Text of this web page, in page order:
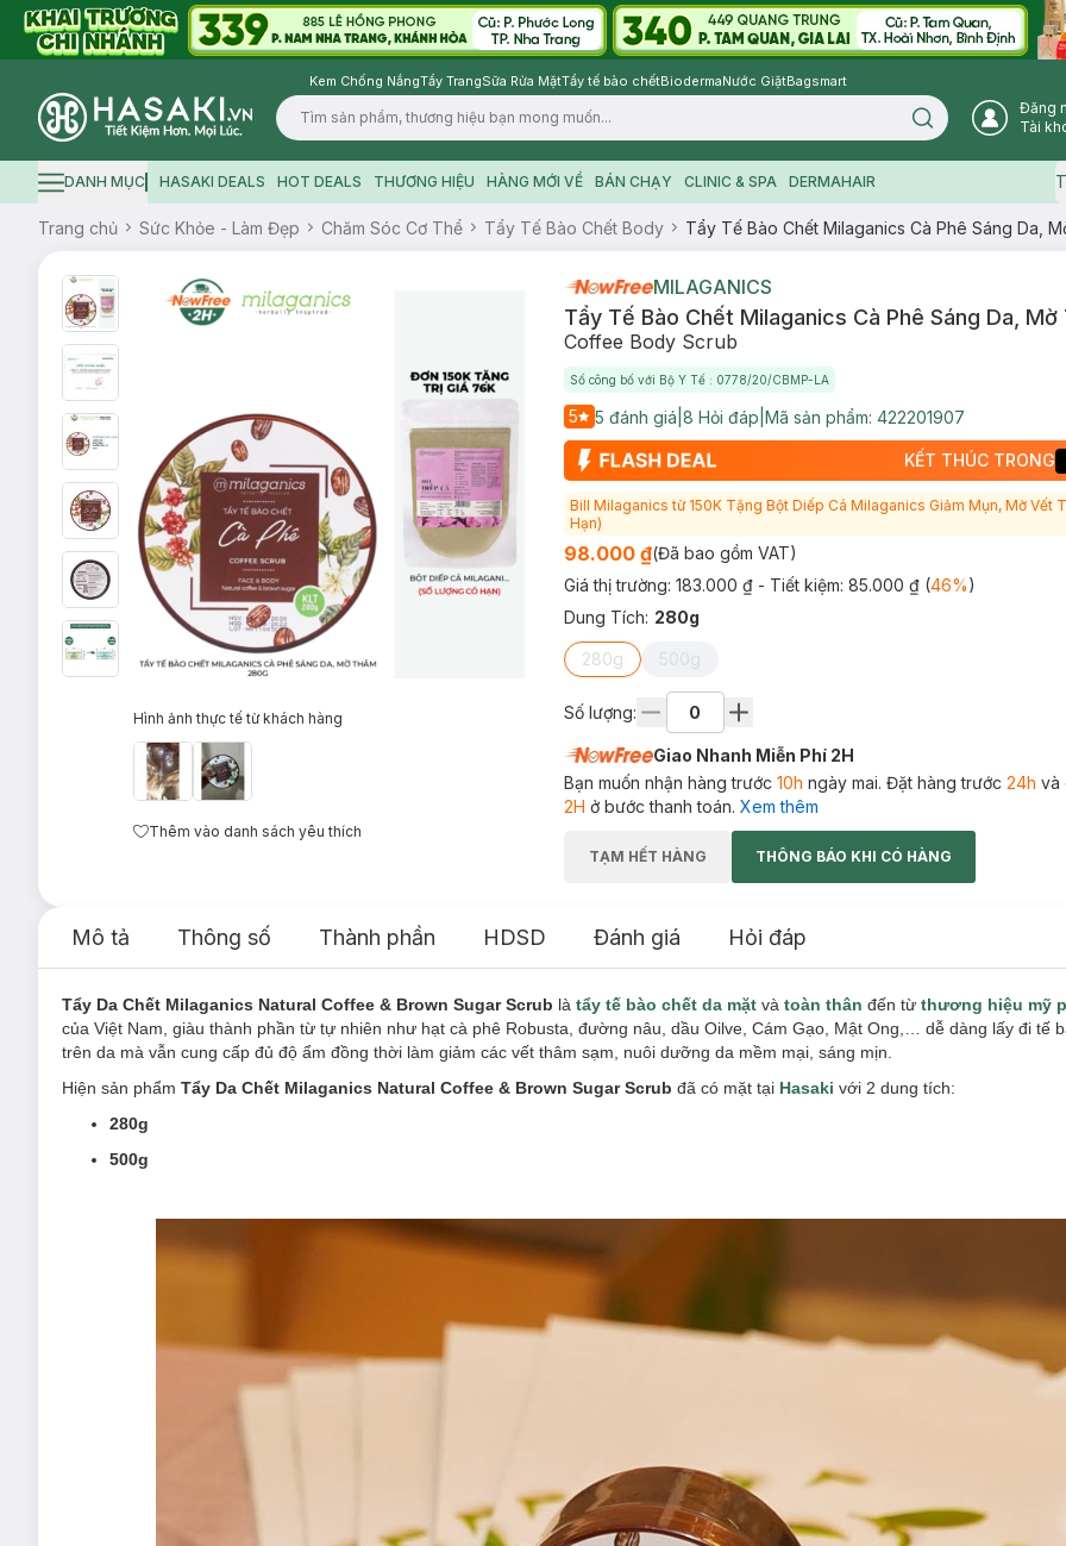
Kem Chống NắngTẩy TrangSữa Rửa MặtTẩy tế bào chếtBiodermaNước GiặtBagsmart
Logo
Search icon
Đăng
Tài
Hamburger icon
DANH MỤC HASAKI DEALS HOT DEALS THƯƠNG HIỆU HÀNG MỚI VỀ BÁN CHẠY CLINIC & SPA DERMAHAIR
Trang chủ Sức Khỏe - Làm Đẹp Chăm Sóc Cơ Thể Tẩy Tế Bào Chết Body Tẩy Tế Bào Chết Milaganics Cà Phê Sáng Da,
Hình ảnh thực tế từ khách hàng
Thêm vào danh sách yêu thích
MILAGANICS
Tẩy Tế Bào Chết Milaganics Cà Phê Sáng Da,
Coffee Body Scrub
Số công bố với Bộ Y Tế : 0778/20/CBMP-LA
5 5 đánh giá 8 Hỏi đáp Mã sản phẩm: 422201907
KẾT THÚC TRONG
Bill Milaganics từ 150K Tặng Bột Diếp Cá Milaganics Giảm Mụn, Mờ Vết
Hạn)
98.000 ₫(Đã bao gồm VAT)
Giá thị trường: 183.000 ₫ - Tiết kiệm: 85.000 ₫(46%)
Dung Tích: 280g
280g 500g
Số lượng:
Giao Nhanh Miễn Phí 2H
Bạn muốn nhận hàng trước 10h ngày mai. Đặt hàng trước 24h và
2H ở bước thanh toán. Xem thêm
TẠM HẾT HÀNG THÔNG BÁO KHI CÓ HÀNG
Mô tả Thông số Thành phần HDSD Đánh giá Hỏi đáp
Tẩy Da Chết Milaganics Natural Coffee & Brown Sugar Scrub là tẩy tế bào chết da mặt và toàn thân đến từ thương hiệu mỹ
của Việt Nam, giàu thành phần từ tự nhiên như hạt cà phê Robusta, đường nâu, dầu Oilve, Cám Gạo, Mật Ong,… dễ dàng lấy đi tế
trên da mà vẫn cung cấp đủ độ ẩm đồng thời làm giảm các vết thâm sạm, nuôi dưỡng da mềm mại, sáng mịn.
Hiện sản phẩm Tẩy Da Chết Milaganics Natural Coffee & Brown Sugar Scrub đã có mặt tại Hasaki với 2 dung tích:
280g
500g